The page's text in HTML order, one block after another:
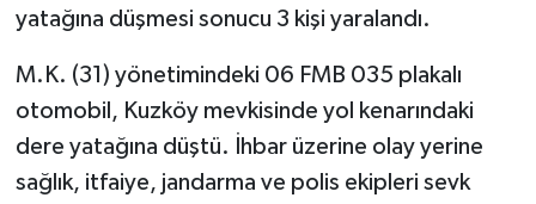
yatağına düşmesi sonucu 3 kişi yaralandı.
M.K. (31) yönetimindeki 06 FMB 035 plakalı
otomobil, Kuzköy mevkisinde yol kenarındaki
dere yatağına düştü. İhbar üzerine olay yerine
sağlık, itfaiye, jandarma ve polis ekipleri sevk